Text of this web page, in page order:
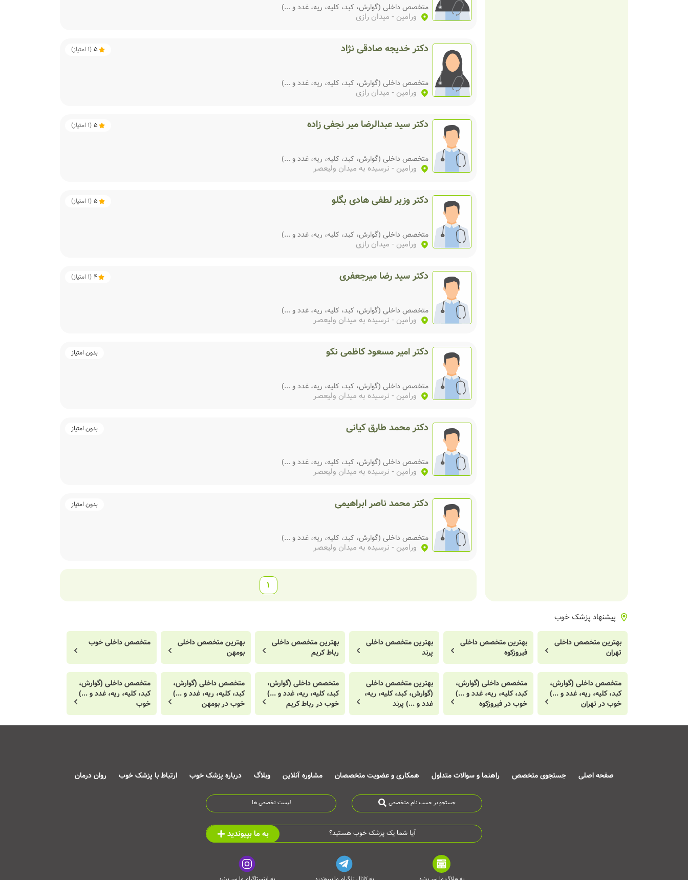
متخصص داخلی (گوارش، کبد، کلیه، ریه، غدد و ...)
ورامین - میدان رازی
دکتر خدیجه صادقی نژاد 5
(
1 امتیاز)
متخصص داخلی (گوارش، کبد، کلیه، ریه، غدد و ...)
ورامین - میدان رازی
دکتر سید عبدالرضا میر نجفی زاده 5
(
1 امتیاز)
متخصص داخلی (گوارش، کبد، کلیه، ریه، غدد و ...)
ورامین - نرسیده به میدان ولیعصر
دکتر وزیر لطفی هادی بگلو 5
(
1 امتیاز)
متخصص داخلی (گوارش، کبد، کلیه، ریه، غدد و ...)
ورامین - میدان رازی
دکتر سید رضا میرجعفری 4
(
1 امتیاز)
متخصص داخلی (گوارش، کبد، کلیه، ریه، غدد و ...)
ورامین - نرسیده به میدان ولیعصر
دکتر امیر مسعود کاظمی نکو بدون امتیاز
متخصص داخلی (گوارش، کبد، کلیه، ریه، غدد و ...)
ورامین - نرسیده به میدان ولیعصر
دکتر محمد طارق کیانی بدون امتیاز
متخصص داخلی (گوارش، کبد، کلیه، ریه، غدد و ...)
ورامین - نرسیده به میدان ولیعصر
دکتر محمد ناصر ابراهیمی بدون امتیاز
متخصص داخلی (گوارش، کبد، کلیه، ریه، غدد و ...)
ورامین - نرسیده به میدان ولیعصر
1
پیشنهاد پزشک خوب
بهترین متخصص داخلی
تهران
بهترین متخصص داخلی
فیروزکوه
بهترین متخصص داخلی
پرند
بهترین متخصص داخلی
رباط کریم
بهترین متخصص داخلی
بومهن
متخصص داخلی خوب
متخصص داخلی (گوارش،
کبد، کلیه، ریه، غدد و ...)
خوب در تهران
متخصص داخلی (گوارش،
کبد، کلیه، ریه، غدد و ...)
خوب در فیروزکوه
بهترین متخصص داخلی
(گوارش، کبد، کلیه، ریه،
غدد و ...) پرند
متخصص داخلی (گوارش،
کبد، کلیه، ریه، غدد و ...)
خوب در رباط کریم
متخصص داخلی (گوارش،
کبد، کلیه، ریه، غدد و ...)
خوب در بومهن
متخصص داخلی (گوارش،
کبد، کلیه، ریه، غدد و ...)
خوب
صفحه اصلی جستجوی متخصص راهنما و سوالات متداول همکاری و عضویت متخصصان مشاوره آنلاین وبلاگ درباره پزشک خوب ارتباط با پزشک خوب روان درمان
جستجو بر حسب نام متخصص لیست تخصص ها
آیا شما یک پزشک خوب هستید؟ به ما بپیوندید